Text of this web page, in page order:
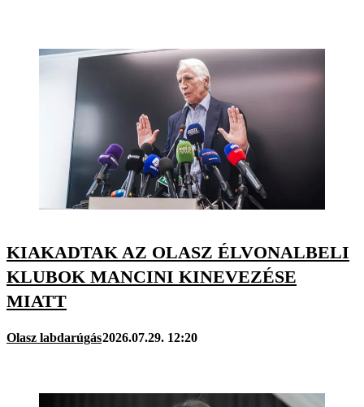
KIAKADTAK AZ OLASZ ÉLVONALBELI
KLUBOK MANCINI KINEVEZÉSE
MIATT
Olasz labdarúgás2026.07.29. 12:20